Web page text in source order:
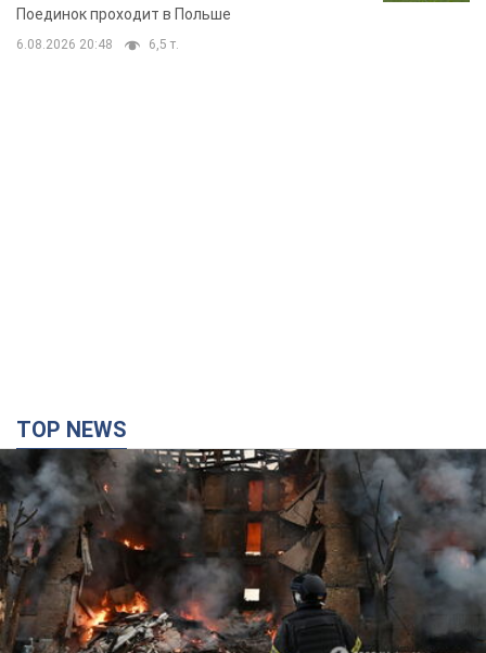
Кремль "сжигает" последние запасы
баллистики в Украине: что будет далее?
Интервью с Шарпом
В июле страна-агрессор установила "рекорд" по количеству
запущенных по Украине баллистических ракет
4 години тому 49,7 т.